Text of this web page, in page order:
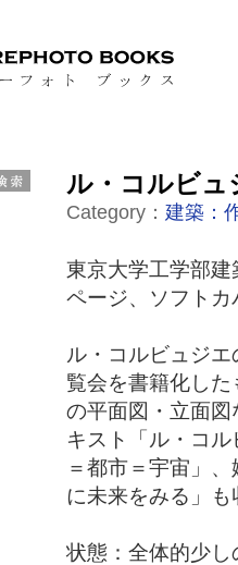
ル・コルビュ
Category： 建築：
東京大学工学部
ページ、ソフト
ル・コルビュジ
覧会を書籍化し
の平面図・立面
キスト「ル・コ
＝都市＝宇宙」
に未来をみる」
状態：全体的少